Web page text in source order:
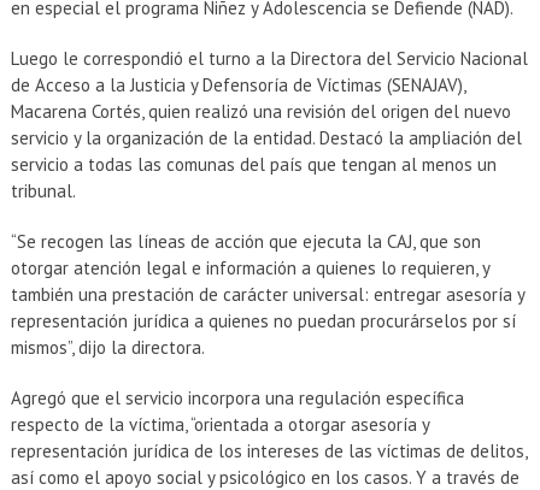
en especial el programa Niñez y Adolescencia se Defiende (NAD).
Luego le correspondió el turno a la Directora del Servicio Nacional
de Acceso a la Justicia y Defensoría de Víctimas (SENAJAV),
Macarena Cortés, quien realizó una revisión del origen del nuevo
servicio y la organización de la entidad. Destacó la ampliación del
servicio a todas las comunas del país que tengan al menos un
tribunal.
“Se recogen las líneas de acción que ejecuta la CAJ, que son
otorgar atención legal e información a quienes lo requieren, y
también una prestación de carácter universal: entregar asesoría y
representación jurídica a quienes no puedan procurárselos por sí
mismos”, dijo la directora.
Agregó que el servicio incorpora una regulación específica
respecto de la víctima, “orientada a otorgar asesoría y
representación jurídica de los intereses de las víctimas de delitos,
así como el apoyo social y psicológico en los casos. Y a través de